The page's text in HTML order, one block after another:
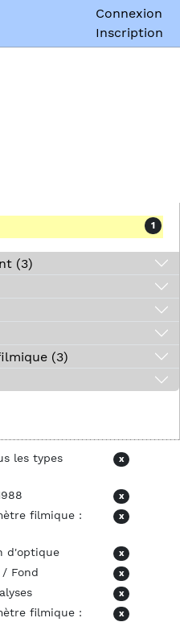
Connexion
Inscription
1
Auteur, autrice du document (3)
Outil, procédé, paramètre filmique (3)
les types
x
x
filmique :
x
d'optique x
Fond x
x
filmique :
x